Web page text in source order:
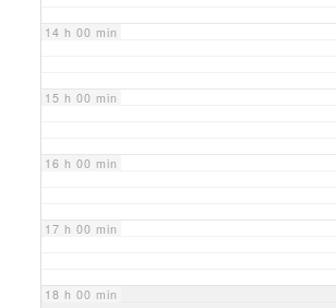
14 h 00 min
15 h 00 min
16 h 00 min
17 h 00 min
18 h 00 min